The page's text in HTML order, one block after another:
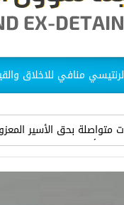
في سجن "الدامون"
متواصلة بحق الأسير
منذ أكثر من سنتين